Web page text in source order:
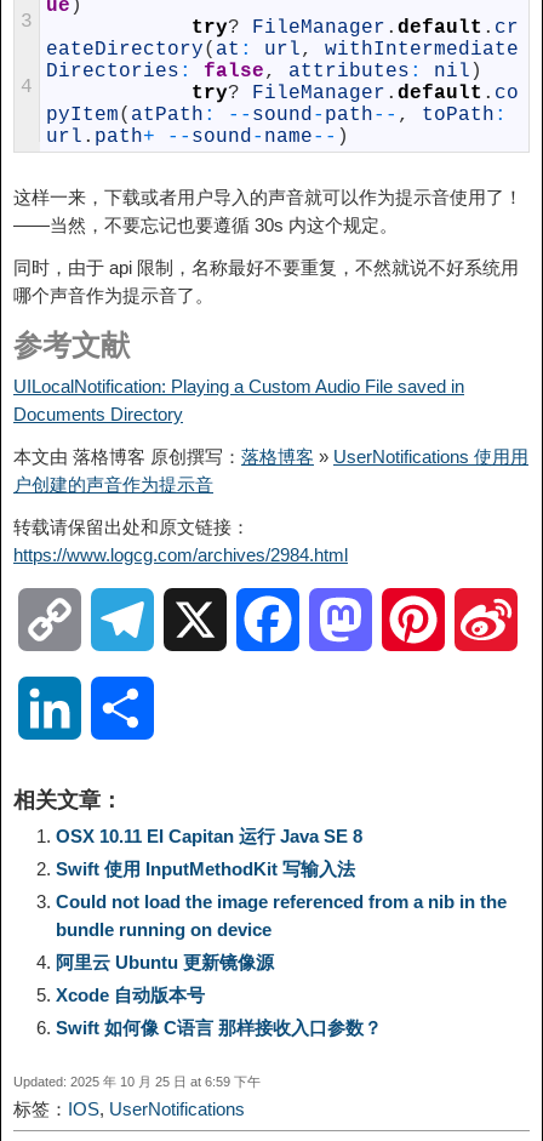
3
4
ue )
try? FileManager . default . cr
eateDirectory( at : url,
withIntermediate
Directories : false, attributes : nil )
try? FileManager . default . co
pyItem( atPath : -- sound- path-- , toPath :
url . path+ -- sound- name-- )
这样一来，下载或者用户导入的声音就可以作为提示音使用了！
——当然，不要忘记也要遵循 30s 内这个规定。
同时，由于 api 限制，名称最好不要重复，不然就说不好系统用
哪个声音作为提示音了。
参考文献
UILocalNotification: Playing a Custom Audio File saved in
Documents Directory
本文由 落格博客 原创撰写： 落格博客 » UserNotifications 使用用
户创建的声音作为提示音
转载请保留出处和原文链接：
https://www.logcg.com/archives/2984.html
o
y
L
i
n
g
r
a
b
n
k
e
d
I
相关文章：
OSX 10.11 EI Capitan 运行 Java SE 8
Swift 使用 InputMethodKit 写输入法
Could not load the image referenced from a nib in the
bundle running on device
阿里云 Ubuntu 更新镜像源
Xcode 自动版本号
Swift 如何像 C语言 那样接收入口参数？
Updated: 2025 年 10 月 25 日 at 6:59 下午
标签： IOS, UserNotifications